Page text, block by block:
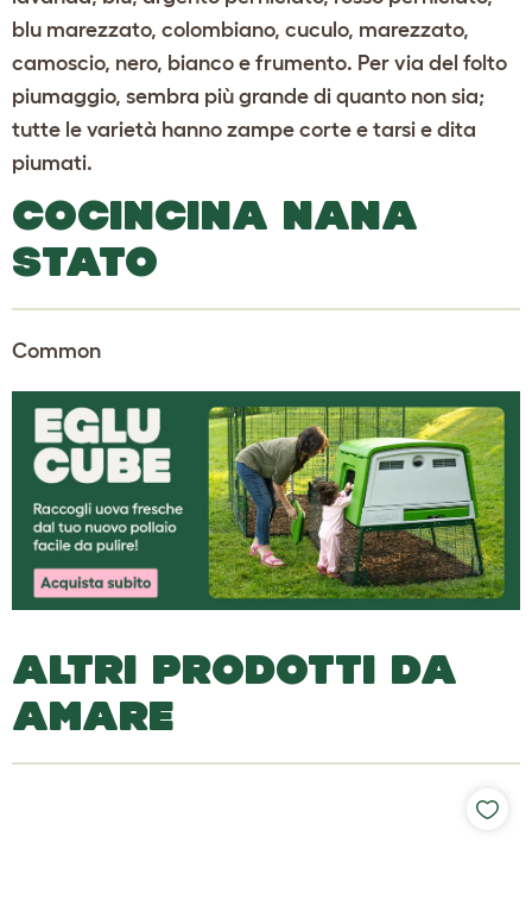
blu marezzato, colombiano, cuculo, marezzato,
camoscio, nero, bianco e frumento. Per via del folto
piumaggio, sembra più grande di quanto non sia;
tutte le varietà hanno zampe corte e tarsi e dita
piumati.
COCINCINA NANA
STATO
Common
ALTRI PRODOTTI DA
AMARE